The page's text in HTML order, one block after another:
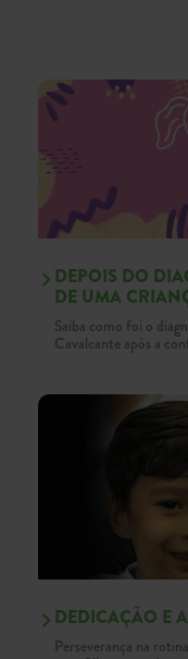
DEPOIS DO
DE UMA
Saiba como foi o
Cavalcante após a
DEDICAÇÃO E
Perseverança na